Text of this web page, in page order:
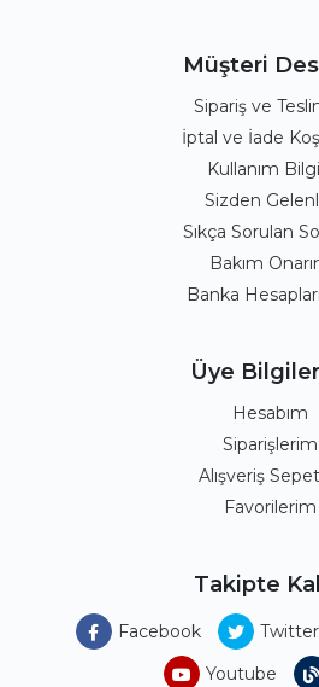
Müşteri
Sipariş ve
İptal ve İade
Kullanım
Sizden
Sıkça Sorulan
Bakım
Banka
Üye
Hesabım
Siparişlerim
Alışveriş
Favorilerim
Takipte
Facebook Twitter
Youtube